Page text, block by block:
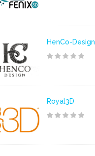
HenCo-Design
Royal3D